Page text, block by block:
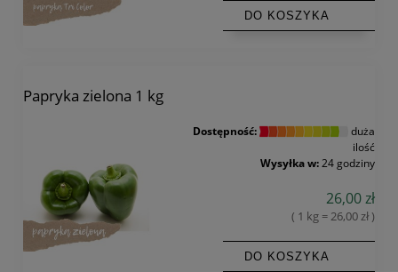
DO KOSZYKA
Papryka zielona 1 kg
Dostępność:
duża
ilość
Wysyłka w:24 godziny
26,00 zł
( 1 kg = 26,00 zł )
DO KOSZYKA